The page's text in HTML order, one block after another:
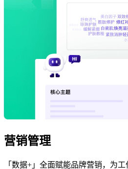
营销管理
「数据+」全面赋能品牌营销，为